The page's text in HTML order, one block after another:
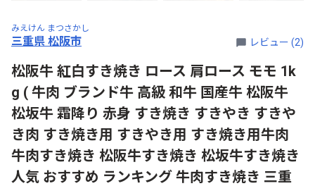
みえけん まつさかし
三重県 松阪市 レビュー (2)
松阪牛 紅白すき焼き ロース 肩ロース モモ 1k
g ( 牛肉 ブランド牛 高級 和牛 国産牛 松阪牛
松坂牛 霜降り 赤身 すき焼き すきやき すきや
き肉 すき焼き用 すきやき用 すき焼き用牛肉
牛肉すき焼き 松阪牛すき焼き 松坂牛すき焼き
人気 おすすめ ランキング 牛肉すき焼き 三重